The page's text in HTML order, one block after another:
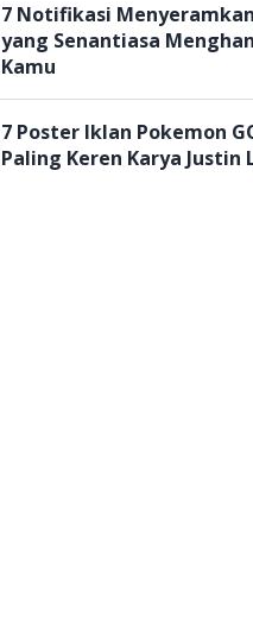
7 Notifikasi Menyeramkan
yang Senantiasa
Kamu
7 Poster Iklan Pokemon
Paling Keren Karya Justin